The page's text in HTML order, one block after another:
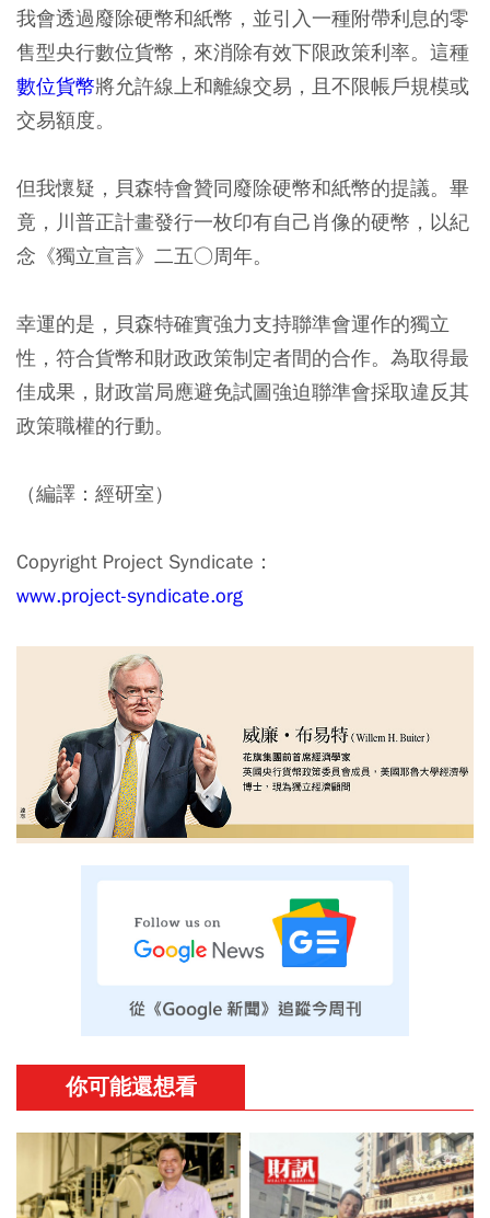
我會透過廢除硬幣和紙幣，並引入一種附帶利息的零
售型央行數位貨幣，來消除有效下限政策利率。這種
數位貨幣將允許線上和離線交易，且不限帳戶規模或
交易額度。
但我懷疑，貝森特會贊同廢除硬幣和紙幣的提議。畢
竟，川普正計畫發行一枚印有自己肖像的硬幣，以紀
念《獨立宣言》二五○周年。
幸運的是，貝森特確實強力支持聯準會運作的獨立
性，符合貨幣和財政政策制定者間的合作。為取得最
佳成果，財政當局應避免試圖強迫聯準會採取違反其
政策職權的行動。
（編譯：經研室）
Copyright Project Syndicate：
www.project-syndicate.org